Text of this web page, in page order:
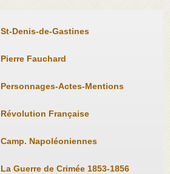
St-Denis-de-Gastines
Pierre Fauchard
Personnages-Actes-Mentions
Révolution Française
Camp. Napoléoniennes
La Guerre de Crimée 1853-1856